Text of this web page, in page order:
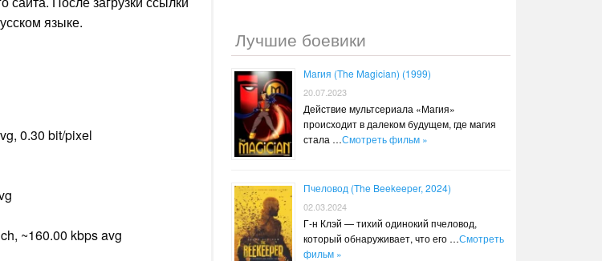
языке.
0.30 bit/pixel
~160.00 kbps avg
Лучшие боевики
Магия (The Magician) (1999)
20.07.2023
Действие мультсериала «Магия»
происходит в далеком будущем, где магия
стала …Смотреть фильм »
Пчеловод (The Beekeeper, 2024)
02.03.2024
Г-н Клэй — тихий одинокий пчеловод,
который обнаруживает, что его …Смотреть
фильм »